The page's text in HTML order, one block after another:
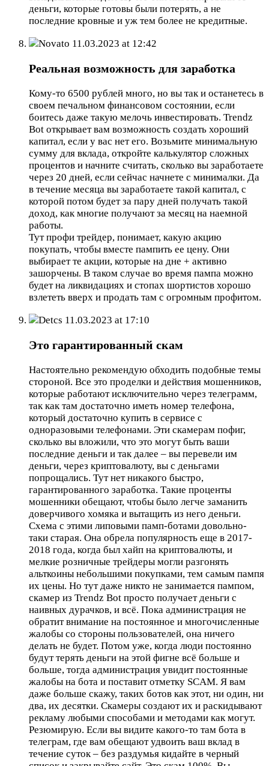
деньги, которые готовы были потерять, а не
последние кровные и уж тем более не кредитные.
Novato 11.03.2023 at 12:42
Реальная возможность для заработка
Кому-то 6500 рублей много, но вы так и останетесь в
своем печальном финансовом состоянии, если
боитесь даже такую мелочь инвестировать. Trendz
Bot открывает вам возможность создать хороший
капитал, если у вас нет его. Возьмите минимальную
сумму для вклада, откройте калькулятор сложных
процентов и начните считать, сколько вы заработаете
через 20 дней, если сейчас начнете с минималки. Да
в течение месяца вы заработаете такой капитал, с
которой потом будет за пару дней получать такой
доход, как многие получают за месяц на наемной
работы.
Тут профи трейдер, понимает, какую акцию
покупать, чтобы вместе пампить ее цену. Они
выбирает те акции, которые на дне + активно
зашорчены. В таком случае во время пампа можно
будет на ликвидациях и стопах шортистов хорошо
взлететь вверх и продать там с огромным профитом.
Detcs 11.03.2023 at 17:10
Это гарантированный скам
Настоятельно рекомендую обходить подобные темы
стороной. Все это проделки и действия мошенников,
которые работают исключительно через телеграмм,
так как там достаточно иметь номер телефона,
который достаточно купить в сервисе с
одноразовыми телефонами. Эти скамерам пофиг,
сколько вы вложили, что это могут быть ваши
последние деньги и так далее – вы перевели им
деньги, через криптовалюту, вы с деньгами
попрощались. Тут нет никакого быстро,
гарантированного заработка. Такие проценты
мошенники обещают, чтобы было легче заманить
доверчивого хомяка и вытащить из него деньги.
Схема с этими липовыми памп-ботами довольно-
таки старая. Она обрела популярность еще в 2017-
2018 года, когда был хайп на криптовалюты, и
мелкие розничные трейдеры могли разгонять
альткоины небольшими покупками, тем самым пампя
их цены. Но тут даже никто не занимается пампом,
скамер из Trendz Bot просто получает деньги с
наивных дурачков, и всё. Пока администрация не
обратит внимание на постоянное и многочисленные
жалобы со стороны пользователей, она ничего
делать не будет. Потом уже, когда люди постоянно
будут терять деньги на этой фигне всё больше и
больше, тогда администрация увидит постоянные
жалобы на бота и поставит отметку SCAM. Я вам
даже больше скажу, таких ботов как этот, ни один, ни
два, их десятки. Скамеры создают их и раскидывают
рекламу любыми способами и методами как могут.
Резюмирую. Если вы видите какого-то там бота в
телеграм, где вам обещают удвоить ваш вклад в
течение суток – без раздумья кидайте в черный